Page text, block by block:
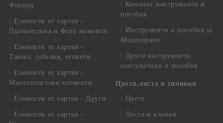
Фенери
Елементи от хартия -
Пътешествия и Фото моменти
Елементи то хартия -
Такове, табелки, етикети
Елементи от хартия -
Многопластови елементи
Елементи от хартия - Други
Елементи от хартия -
Квилинг инструменти и
пособия
Инструменти и пособия за
Моделиране
Други инструменти,
консумативи и пособия
Цветя,листа и тичинки
Цветя
Листа и клонки